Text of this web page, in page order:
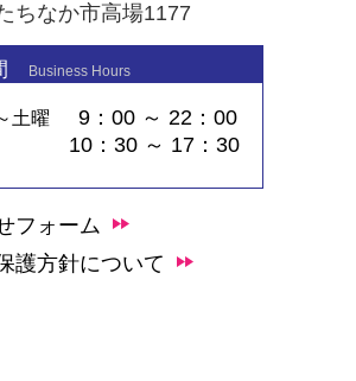
ちなか市高場1177
Business Hours
土曜 9：00 ～ 22：00
曜 10：30 ～ 17：30
フォーム
護方針について